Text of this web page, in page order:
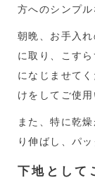
方へのシンプ
朝晩、お手入
に取り、こす
になじませて
けをしてご使用
また、特に乾
り伸ばし、パ
下地として